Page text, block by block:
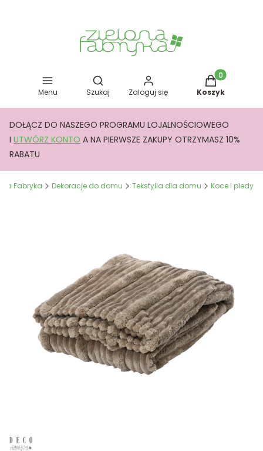
Menu
Otwórz wyszukiwarkę
Szukaj Zaloguj się
Produkty w
Koszyk
DOŁĄCZ DO NASZEGO PROGRAMU LOJALNOŚCIOWEGO
I UTWÓRZ KONTO A NA PIERWSZE ZAKUPY OTRZYMASZ 10%
RABATU
Fabryka Dekoracje do domu Tekstylia dla domu Koce i pledy